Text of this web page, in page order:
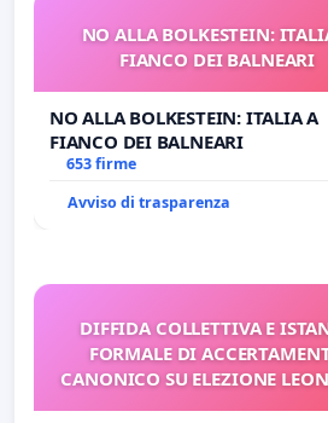
NO ALLA BOLKESTEIN:
FIANCO DEI BALNEARI
NO ALLA BOLKESTEIN: ITALIA A
FIANCO DEI BALNEARI
653 firme
Avviso di trasparenza
DIFFIDA COLLETTIVA E
FORMALE DI
CANONICO SU ELEZIONE